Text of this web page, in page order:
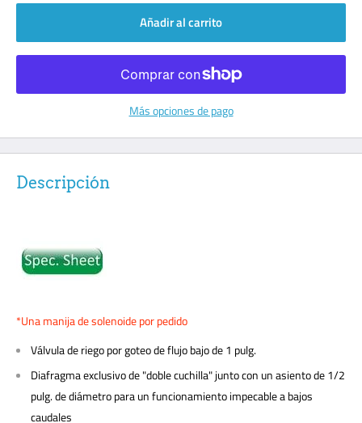
Añadir al carrito
Más opciones de pago
Descripción
*Una manija de solenoide por pedido
Válvula de riego por goteo de flujo bajo de 1 pulg.
Diafragma exclusivo de "doble cuchilla" junto con un asiento de 1/2
pulg. de diámetro para un funcionamiento impecable a bajos
caudales